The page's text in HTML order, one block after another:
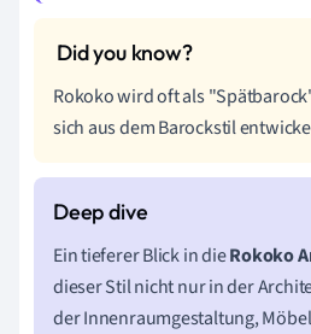
Rokoko wird oft als
sich aus dem Barockstil
Ein tieferer Blick in dieRokoko
dieser Stil nicht nur in der
der Innenraumgestaltung,